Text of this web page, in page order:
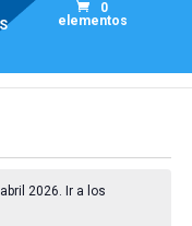
0
elementos
2026. Ir a los